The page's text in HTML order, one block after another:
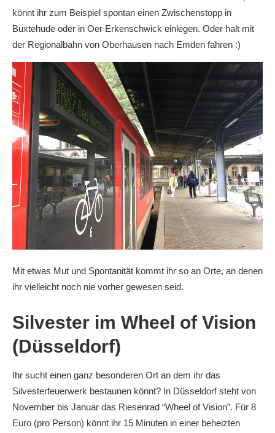
könnt ihr zum Beispiel spontan einen Zwischenstopp in
Buxtehude oder in Oer Erkenschwick einlegen. Oder halt mit
der Regionalbahn von Oberhausen nach Emden fahren :)
Mit etwas Mut und Spontanität kommt ihr so an Orte, an denen
ihr vielleicht noch nie vorher gewesen seid.
Silvester im Wheel of Vision
(Düsseldorf)
Ihr sucht einen ganz besonderen Ort an dem ihr das
Silvesterfeuerwerk bestaunen könnt? In Düsseldorf steht von
November bis Januar das Riesenrad “Wheel of Vision”. Für 8
Euro (pro Person) könnt ihr 15 Minuten in einer beheizten